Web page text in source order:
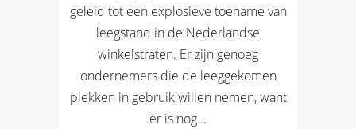
geleid tot een explosieve toename van
leegstand in de Nederlandse
winkelstraten. Er zijn genoeg
ondernemers die de leeggekomen
plekken in gebruik willen nemen, want
er is nog...